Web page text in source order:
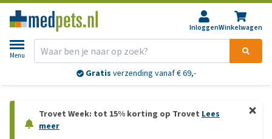
InloggenWinkelwagen
Menu
Gratis verzending vanaf € 69,-
Trovet Week: tot 15% korting op Trovet Lees
meer